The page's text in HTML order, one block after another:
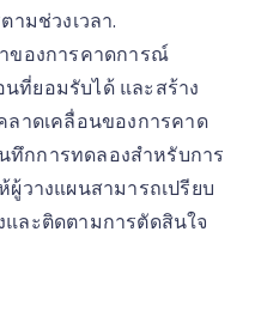
ามช่วงเวลา.
ของการคาดการณ์
ที่ยอมรับได้ และสร้าง
ลาดเคลื่อนของการคาด
กการทดลองสำหรับการ
วางแผนสามารถเปรียบ
และติดตามการตัดสินใจ